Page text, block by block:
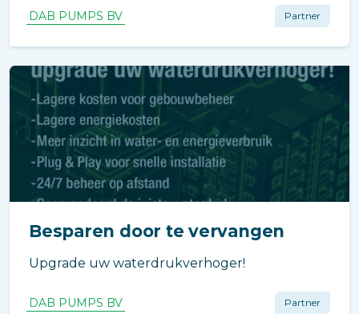
je toch dat er voldoende water uit de kranen
en de douche komt. Gelukkig hoeven de
toekomstige bewoners zich...
DAB PUMPS BV Partner
Besparen door te vervangen
Upgrade uw waterdrukverhoger!
DAB PUMPS BV Partner